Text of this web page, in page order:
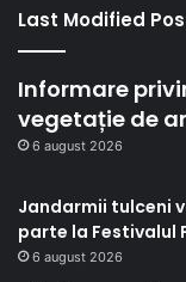
Last Modified
Informare
vegetație de
6 august 2026
Jandarmii tulceni
parte la Festivalul
6 august 2026